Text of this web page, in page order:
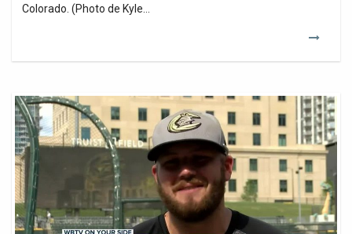
Colorado. (Photo de Kyle…
Une
grande
saison
de
retour
conduit
Jake
Burger
à